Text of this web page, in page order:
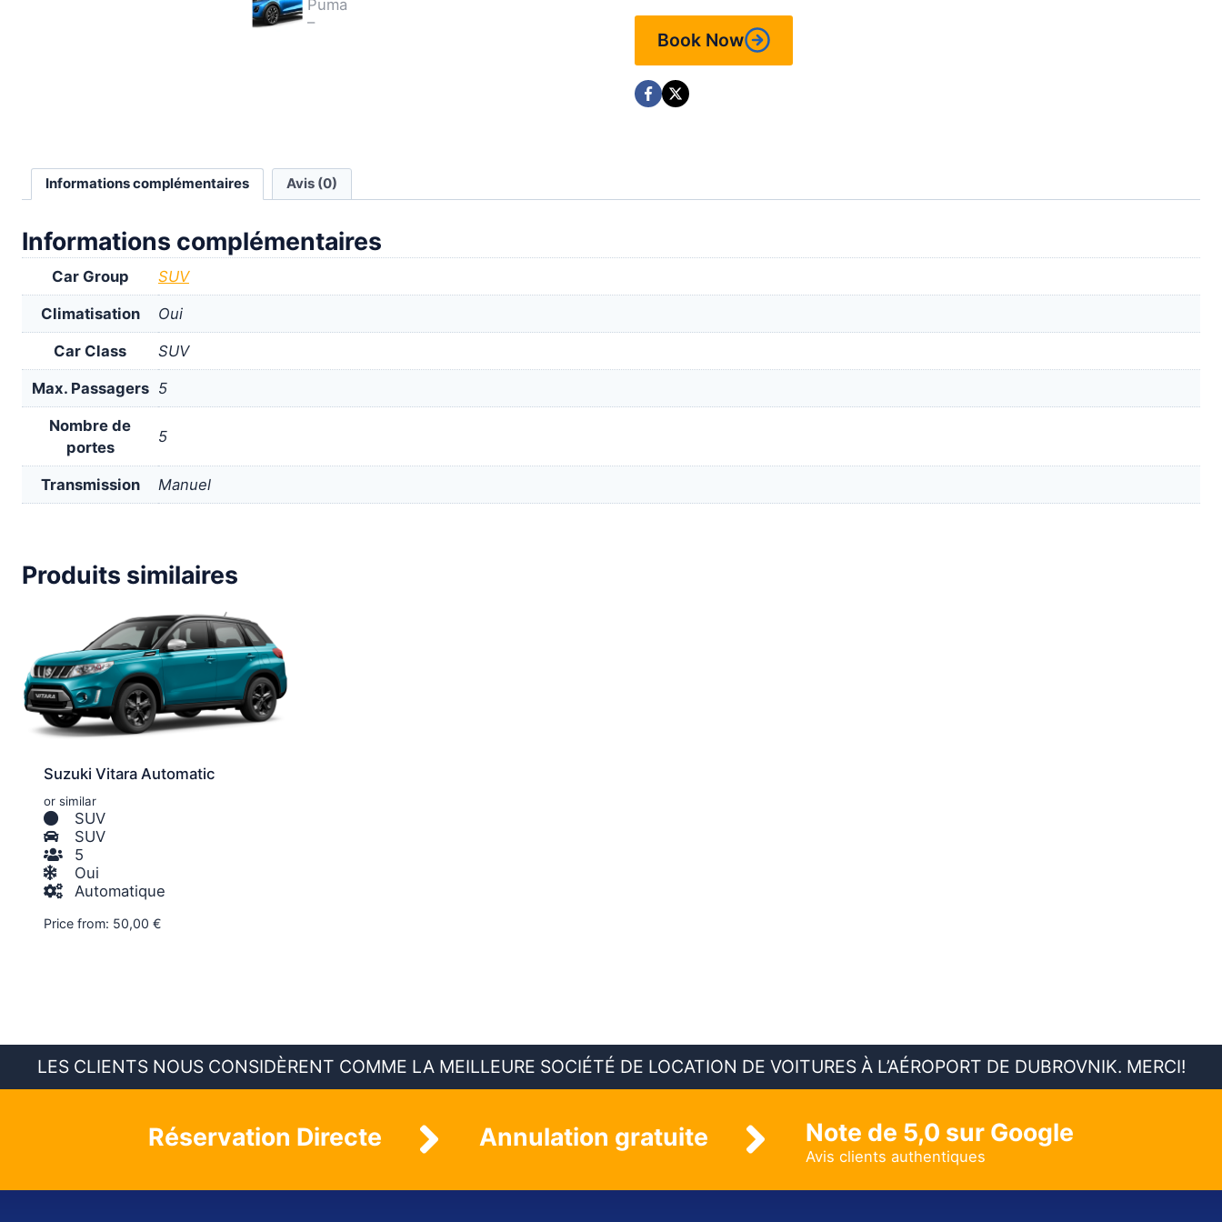
Book Now
Informations complémentaires Avis (0)
Informations complémentaires
Car Group SUV
Climatisation Oui
Car Class SUV
Max. Passagers 5
Nombre de
portes
5
Transmission Manuel
Produits similaires
Suzuki Vitara Automatic
or similar
SUV
SUV
5
Oui
Automatique
Price from: 50,00€
LES CLIENTS NOUS CONSIDÈRENT COMME LA MEILLEURE SOCIÉTÉ DE LOCATION DE VOITURES À L’AÉROPORT DE DUBROVNIK. MERCI!
Réservation Directe Annulation gratuite Note de 5,0 sur Google
Avis clients authentiques